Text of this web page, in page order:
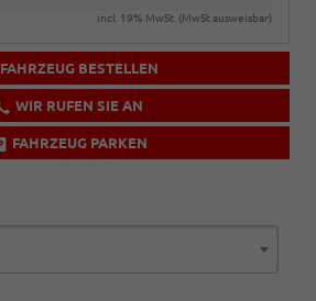
incl. 19% MwSt. (MwSt ausweisbar)
FAHRZEUG BESTELLEN
WIR RUFEN SIE AN
FAHRZEUG PARKEN